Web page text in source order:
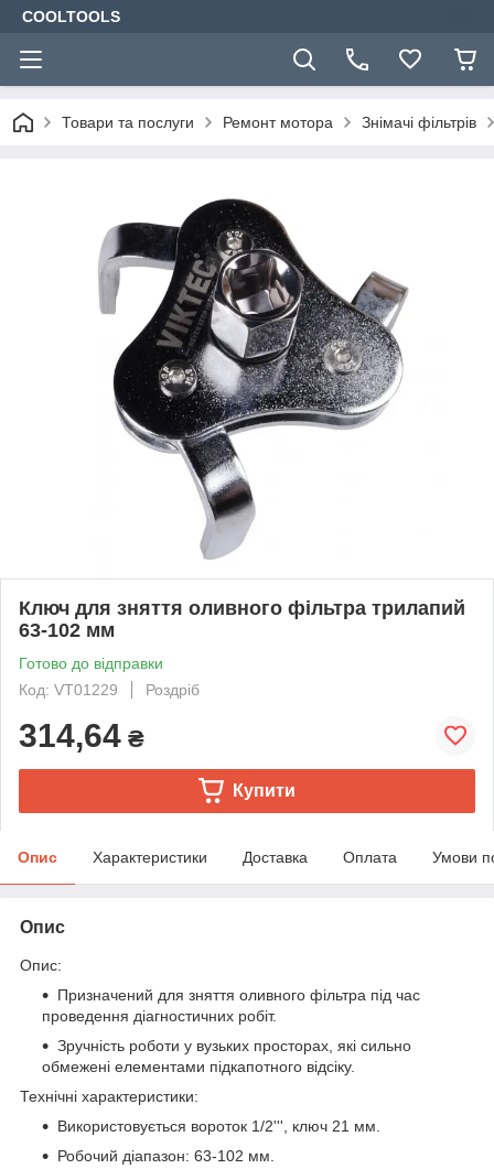
COOLTOOLS
Товари та послуги Ремонт мотора Знімачі фільтрів
Ключ для зняття оливного фільтра трилапий
63-102 мм
Готово до відправки
Код: VT01229
Роздріб
314,64 ₴
Купити
Опис Характеристики Доставка Оплата Умови
Опис
Опис:
Призначений для зняття оливного фільтра під час
проведення діагностичних робіт.
Зручність роботи у вузьких просторах, які сильно
обмежені елементами підкапотного відсіку.
Технічні характеристики:
Використовується вороток 1/2''', ключ 21 мм.
Робочий діапазон: 63-102 мм.